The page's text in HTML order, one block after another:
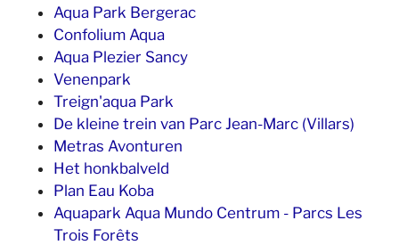
Aqua Park Bergerac
Confolium Aqua
Aqua Plezier Sancy
Venenpark
Treign'aqua Park
De kleine trein van Parc Jean-Marc (Villars)
Metras Avonturen
Het honkbalveld
Plan Eau Koba
Aquapark Aqua Mundo Centrum - Parcs Les
Trois Forêts